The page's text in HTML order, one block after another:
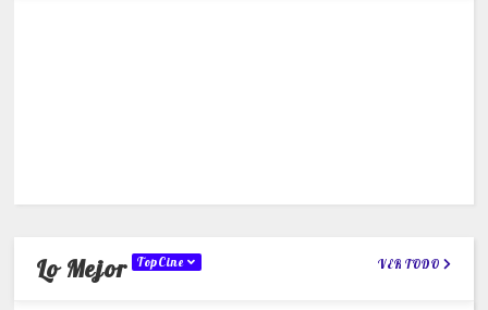
Lo Mejor TopCine VER TODO